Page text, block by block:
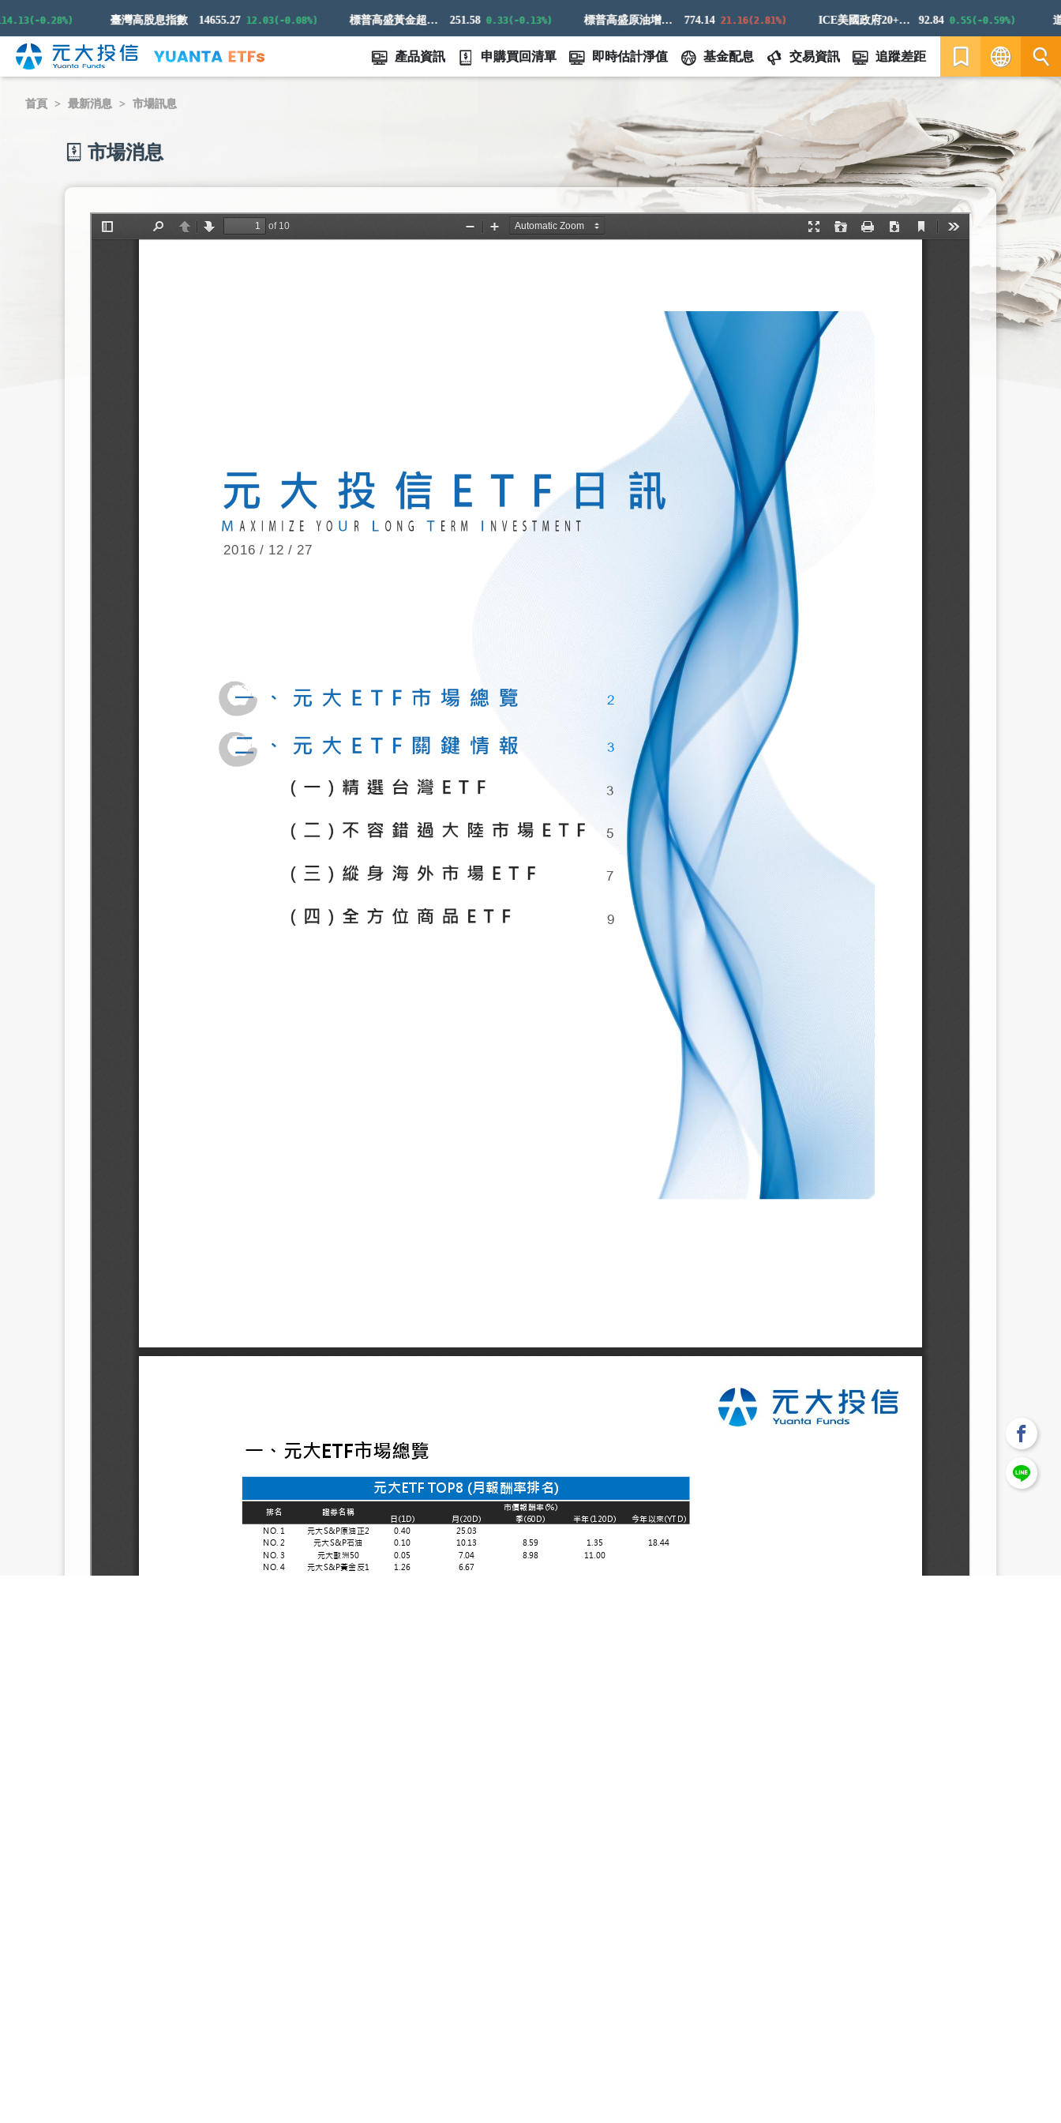
0.28%) 臺灣高股息指數 14655.27 12.03(-0.08%) 標普高盛黃金超額回報指數 251.58 0.33(-0.13%) 標普高盛原油增強超額回報指數 774.14 21.16(2.81%) ICE美國政府20+年期債券指數 92.84 0.55(-0.59%) 道
產品資訊 申購買回清單 即時估計淨值 基金配息 交易資訊 追蹤差距
EN
首頁 最新消息 市場訊息
市場消息